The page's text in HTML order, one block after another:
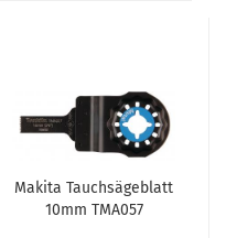
Makita Tauchsägeblatt
10mm TMA057